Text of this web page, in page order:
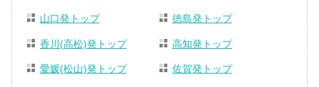
山口発トップ 徳島発トップ
香川(高松)発トップ 高知発トップ
愛媛(松山)発トップ 佐賀発トップ